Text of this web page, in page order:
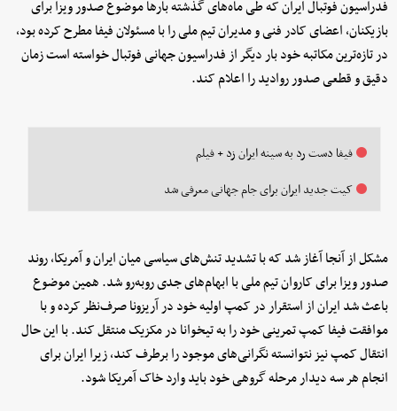
فدراسیون فوتبال ایران که طی ماه‌های گذشته بارها موضوع صدور ویزا برای
بازیکنان، اعضای کادر فنی و مدیران تیم ملی را با مسئولان فیفا مطرح کرده بود،
در تازه‌ترین مکاتبه خود بار دیگر از فدراسیون جهانی فوتبال خواسته است زمان
دقیق و قطعی صدور روادید را اعلام کند.
فیفا دست رد به سینه ایران زد + فیلم
کیت جدید ایران برای جام جهانی معرفی شد
مشکل از آنجا آغاز شد که با تشدید تنش‌های سیاسی میان ایران و آمریکا، روند
صدور ویزا برای کاروان تیم ملی با ابهام‌های جدی روبه‌رو شد. همین موضوع
باعث شد ایران از استقرار در کمپ اولیه خود در آریزونا صرف‌نظر کرده و با
موافقت فیفا کمپ تمرینی خود را به تیخوانا در مکزیک منتقل کند. با این حال
انتقال کمپ نیز نتوانسته نگرانی‌های موجود را برطرف کند، زیرا ایران برای
انجام هر سه دیدار مرحله گروهی خود باید وارد خاک آمریکا شود.